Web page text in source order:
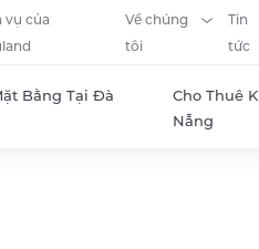
vụ của
Về chúng
tôi
Tin
tức
Bằng Tại Đà
Cho Thuê
Nẵng